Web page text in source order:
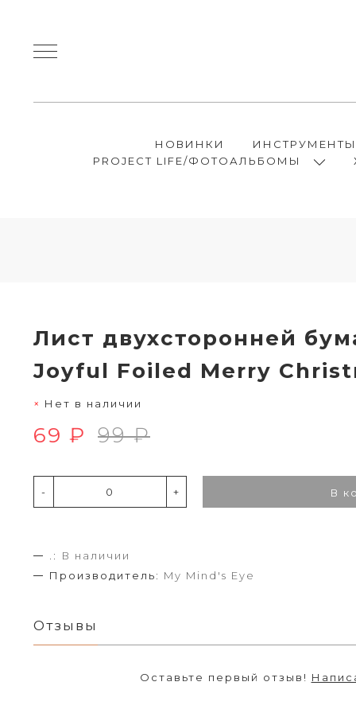
НОВИНКИ
ИНСТРУМЕНТЫ
PROJECT LIFE/ФОТОАЛЬБОМЫ
Лист двухсторонней
Joyful Foiled Merry
Нет в наличии
69 ₽ 99 ₽
- + В
.:
В наличии
Производитель: My Mind's Eye
Отзывы
Оставьте первый отзыв!